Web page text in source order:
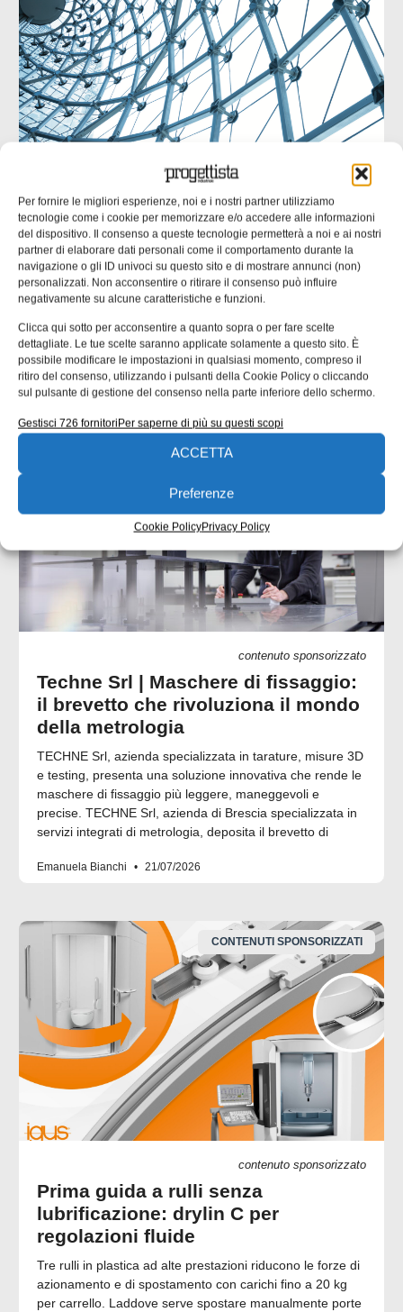
Per fornire le migliori esperienze, noi e i nostri partner utilizziamo
tecnologie come i cookie per memorizzare e/o accedere alle informazioni
del dispositivo. Il consenso a queste tecnologie permetterà a noi e ai nostri
partner di elaborare dati personali come il comportamento durante la
navigazione o gli ID univoci su questo sito e di mostrare annunci (non)
personalizzati. Non acconsentire o ritirare il consenso può influire
negativamente su alcune caratteristiche e funzioni.
Clicca qui sotto per acconsentire a quanto sopra o per fare scelte
dettagliate. Le tue scelte saranno applicate solamente a questo sito. È
possibile modificare le impostazioni in qualsiasi momento, compreso il
ritiro del consenso, utilizzando i pulsanti della Cookie Policy o cliccando
sul pulsante di gestione del consenso nella parte inferiore dello schermo.
Gestisci 726 fornitoriPer saperne di più su questi scopi
ACCETTA
Preferenze
Cookie PolicyPrivacy Policy
UNI EN 1090: il punto di contatto tra
progettazione ed esecuzione
Molte non conformità nascono da informazioni incomplete
o ambigue negli elaborati progettuali. nella seconda parte
dell’approfondimento inaugurato un mese fa ci
concentriamo su un’analisi delle responsabilità tecniche
che collegano progettista, officina e coordinatore di
saldatura. Una quota rilevante delle non
Emanuela Bianchi 24/07/2026
CONTENUTI SPONSORIZZATI
contenuto sponsorizzato
Techne Srl | Maschere di fissaggio:
il brevetto che rivoluziona il mondo
della metrologia
TECHNE Srl, azienda specializzata in tarature, misure 3D
e testing, presenta una soluzione innovativa che rende le
maschere di fissaggio più leggere, maneggevoli e
precise. TECHNE Srl, azienda di Brescia specializzata in
servizi integrati di metrologia, deposita il brevetto di
Emanuela Bianchi 21/07/2026
CONTENUTI SPONSORIZZATI
contenuto sponsorizzato
Prima guida a rulli senza
lubrificazione: drylin C per
regolazioni fluide
Tre rulli in plastica ad alte prestazioni riducono le forze di
azionamento e di spostamento con carichi fino a 20 kg
per carrello. Laddove serve spostare manualmente porte